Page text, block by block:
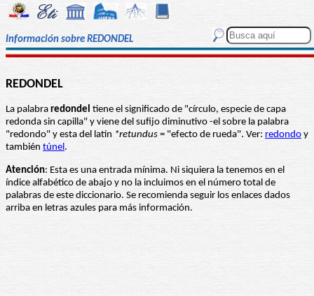
Información sobre REDONDEL
REDONDEL
La palabra redondel tiene el significado de "círculo, especie de capa
redonda sin capilla" y viene del sufijo diminutivo -el sobre la palabra
"redondo" y esta del latín *retundus = "efecto de rueda". Ver: redondo y
también túnel.
Atención: Esta es una entrada mínima. Ni siquiera la tenemos en el
índice alfabético de abajo y no la incluimos en el número total de
palabras de este diccionario. Se recomienda seguir los enlaces dados
arriba en letras azules para más información.